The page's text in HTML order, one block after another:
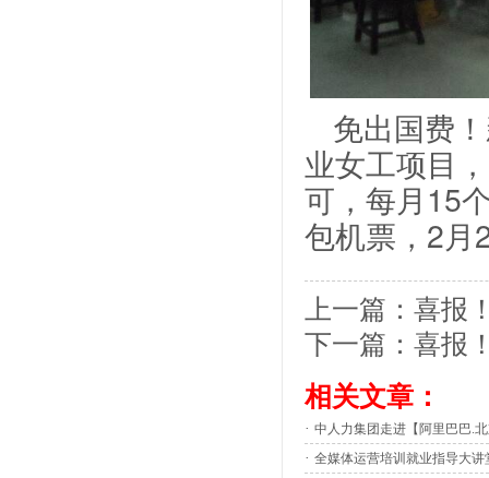
免出国费
业女工项目
可，每月15
包机票，2月
上一篇： 喜报
下一篇： 喜报
相关文章：
· 中人力集团走进【阿里巴巴.
· 全媒体运营培训就业指导大讲